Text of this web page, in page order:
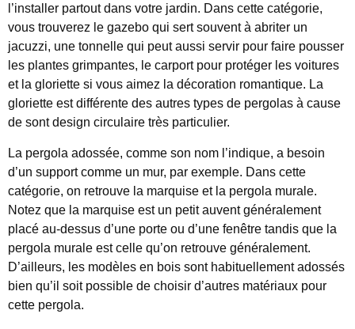
l’installer partout dans votre jardin. Dans cette catégorie,
vous trouverez le gazebo qui sert souvent à abriter un
jacuzzi, une tonnelle qui peut aussi servir pour faire pousser
les plantes grimpantes, le carport pour protéger les voitures
et la gloriette si vous aimez la décoration romantique. La
gloriette est différente des autres types de pergolas à cause
de sont design circulaire très particulier.
La pergola adossée, comme son nom l’indique, a besoin
d’un support comme un mur, par exemple. Dans cette
catégorie, on retrouve la marquise et la pergola murale.
Notez que la marquise est un petit auvent généralement
placé au-dessus d’une porte ou d’une fenêtre tandis que la
pergola murale est celle qu’on retrouve généralement.
D’ailleurs, les modèles en bois sont habituellement adossés
bien qu’il soit possible de choisir d’autres matériaux pour
cette pergola.